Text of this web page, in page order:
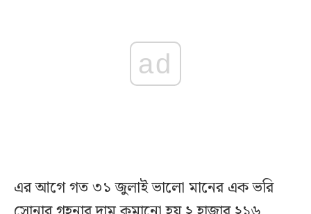
ad
এর আগে গত ৩১ জুলাই ভালো মানের এক ভরি